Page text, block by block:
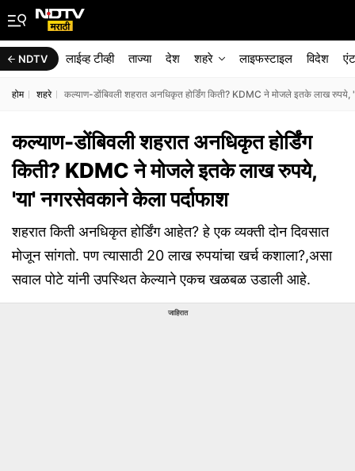
NDTV लाईव्ह टीव्ही ताज्या देश शहरे लाइफस्टाइल विदेश
होम शहरे कल्याण-डोंबिवली शहरात अनधिकृत होर्डिंग किती? KDMC ने मोजले इतके लाख रुपये,
कल्याण-डोंबिवली शहरात अनधिकृत होर्डिंग
किती? KDMC ने मोजले इतके लाख रुपये,
'या' नगरसेवकाने केला पर्दाफाश
शहरात किती अनधिकृत होर्डिंग आहेत? हे एक व्यक्ती दोन दिवसात
मोजून सांगतो. पण त्यासाठी 20 लाख रुपयांचा खर्च कशाला?,असा
सवाल पोटे यांनी उपस्थित केल्याने एकच खळबळ उडाली आहे.
जाहिरात